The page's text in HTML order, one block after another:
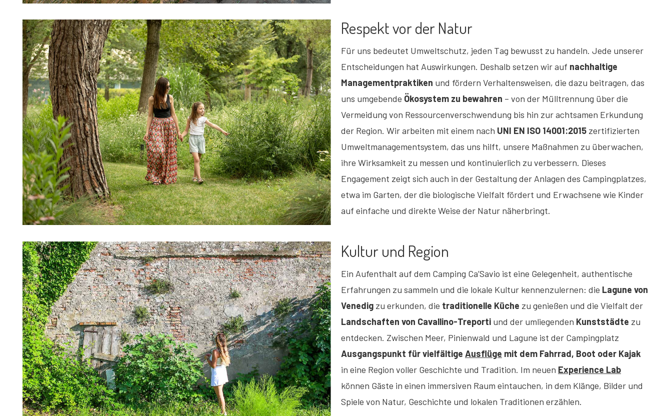
Respekt vor der Natur
Für uns bedeutet Umweltschutz, jeden Tag bewusst zu handeln. Jede unserer
Entscheidungen hat Auswirkungen. Deshalb setzen wir auf nachhaltige
Managementpraktiken und fördern Verhaltensweisen, die dazu beitragen, das
uns umgebende Ökosystem zu bewahren – von der Mülltrennung über die
Vermeidung von Ressourcenverschwendung bis hin zur achtsamen Erkundung
der Region. Wir arbeiten mit einem nach UNI EN ISO 14001:2015 zertifizierten
Umweltmanagementsystem, das uns hilft, unsere Maßnahmen zu überwachen,
ihre Wirksamkeit zu messen und kontinuierlich zu verbessern. Dieses
Engagement zeigt sich auch in der Gestaltung der Anlagen des Campingplatzes,
etwa im Garten, der die biologische Vielfalt fördert und Erwachsene wie Kinder
auf einfache und direkte Weise der Natur näherbringt.
Kultur und Region
Ein Aufenthalt auf dem Camping Ca’Savio ist eine Gelegenheit, authentische
Erfahrungen zu sammeln und die lokale Kultur kennenzulernen: die Lagune von
Venedig zu erkunden, die traditionelle Küche zu genießen und die Vielfalt der
Landschaften von Cavallino-Treporti und der umliegenden Kunststädte zu
entdecken. Zwischen Meer, Pinienwald und Lagune ist der Campingplatz
Ausgangspunkt für vielfältige Ausflüge mit dem Fahrrad, Boot oder Kajak
in eine Region voller Geschichte und Tradition. Im neuen Experience Lab
können Gäste in einen immersiven Raum eintauchen, in dem Klänge, Bilder und
Spiele von Natur, Geschichte und lokalen Traditionen erzählen.